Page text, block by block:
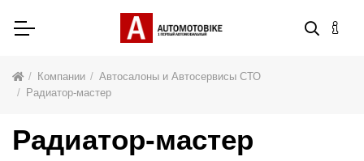
Компании
Автосалоны и Автосервисы СТО
Радиатор-мастер
Радиатор-мастер